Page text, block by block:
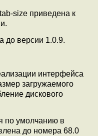
size приведена к
до версии 1.0.9.
интерфейса
загружаемого
дискового
по умолчанию в
до номера 68.0